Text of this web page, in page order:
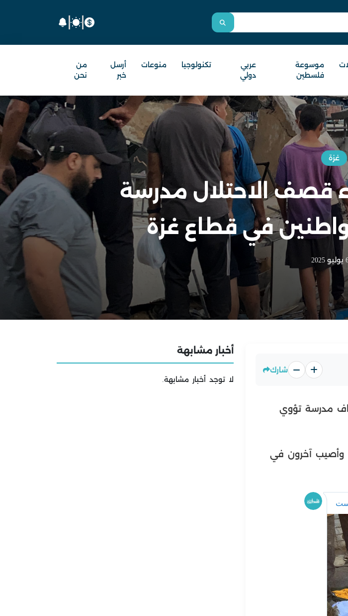
موسوعة
فلسطين
عربي
دولي
تكنولوجيا منوعات
أرسل
خبر
من
نحن
غزة
قصف الاحتلال مدرسة
في قطاع غزة
شارك
مدرسة تؤوي
٧ شهداء ارتقوا، من بينهم 3 أطفال، وأصيب آخرون في
أخبار مشابهة
لا توجد أخبار مشابهة.